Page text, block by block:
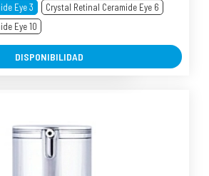
Eye 3
Crystal Retinal Ceramide Eye 6
Eye 10
DISPONIBILIDAD